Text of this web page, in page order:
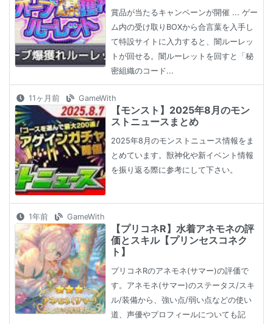
賞品が当たるキャンペーンが開催 ... ゲー
ム内の受け取りBOXから合言葉を入手し
て特設サイトに入力すると、闇ルーレッ
トが回せる。闇ルーレットを回すと「秘
密組織のコード...
11ヶ月前 GameWith
【モンスト】2025年8月のモン
ストニュースまとめ
2025年8月のモンストニュース情報をま
とめています。獣神化や新イベント情報
を振り返る際に参考にして下さい。
1年前 GameWith
【プリコネR】水着アネモネの評
価とスキル【プリンセスコネク
ト】
プリコネRのアネモネ(サマー)の評価で
す。アネモネ(サマー)のステータス/スキ
ル/装備から、強い点/弱い点などの使い
道、声優やプロフィールについても記